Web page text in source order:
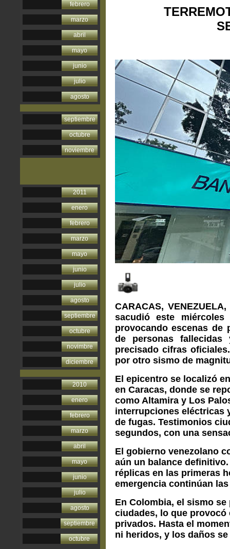
febrero
marzo
abril
mayo
junio
julio
agosto
septiembre
octubre
noviembre
2011
enero
febrero
marzo
mayo
junio
julio
agosto
septiembre
octubre
novimbre
diciembre
2010
enero
febrero
marzo
abril
mayo
junio
julio
agosto
septiembre
octubre
CARACAS,
sacudió este
provocando escenas de
de personas
precisado cifras
por otro sismo de
El epicentro se localizó
en Caracas, donde se
como Altamira y Los
interrupciones eléctricas
de fugas. Testimonios
segundos, con una
El gobierno venezolano
aún un balance
réplicas en las primeras
emergencia continúan
En Colombia, el sismo
ciudades, lo que
privados. Hasta el
ni heridos, y los daños